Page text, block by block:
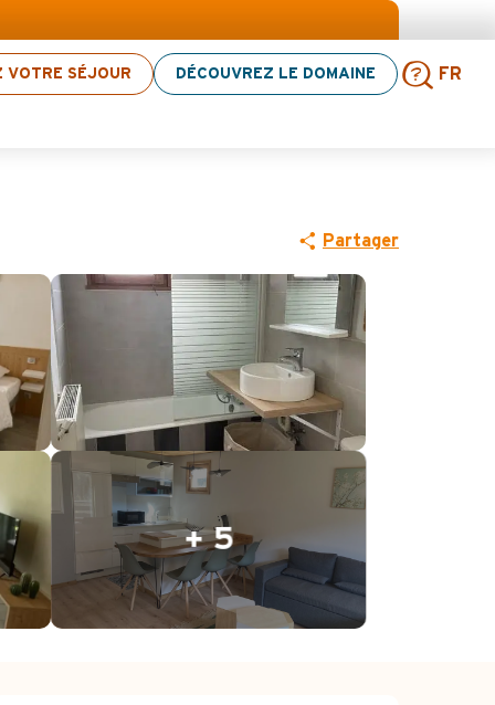
VOTRE SÉJOUR DÉCOUVREZ LE DOMAINE FR
d’activités ! > cliquez ici
Partager
+ 5